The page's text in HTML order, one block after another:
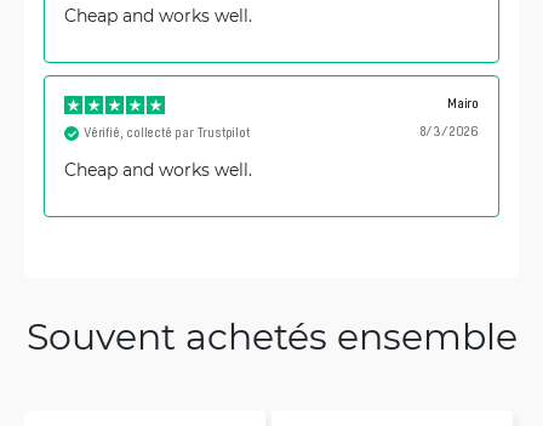
Cheap and works well.
Mairo
8/3/2026
Vérifié, collecté par Trustpilot
Cheap and works well.
Souvent achetés ensemble